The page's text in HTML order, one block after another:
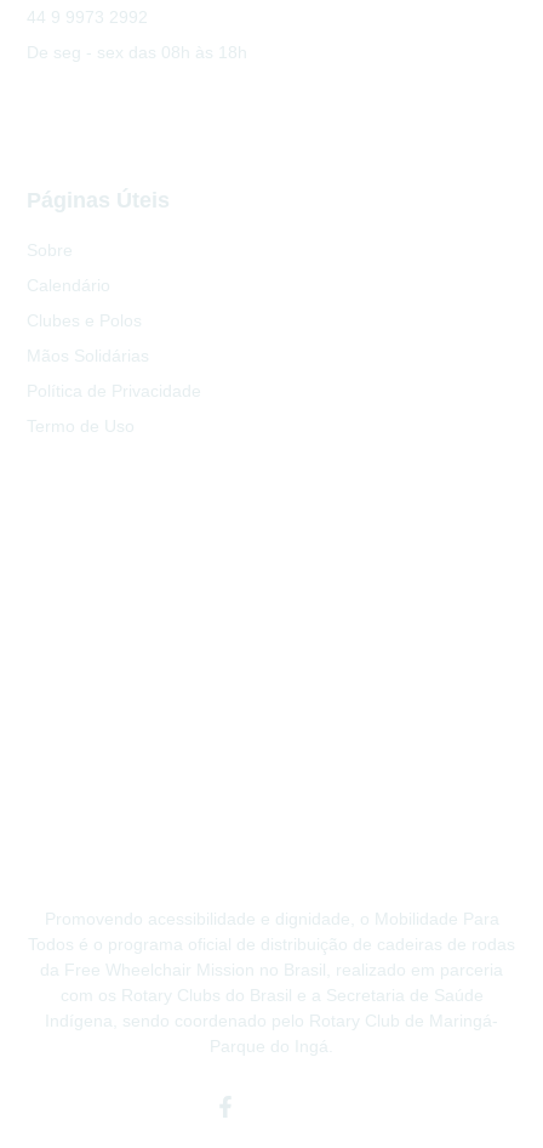
Promovendo acessibilidade e dignidade, o Mobilidade Para
Todos é o programa oficial de distribuição de cadeiras de rodas
da Free Wheelchair Mission no Brasil, realizado em parceria
com os Rotary Clubs do Brasil e a Secretaria de Saúde
Indígena, sendo coordenado pelo Rotary Club de Maringá-
Parque do Ingá.
Facebook-
Páginas Úteis
Sobre
Calendário
Clubes e Polos
Mãos Solidárias
Política de Privacidade
Termo de Uso
44 9 9973 2992
De seg - sex das 08h às 18h